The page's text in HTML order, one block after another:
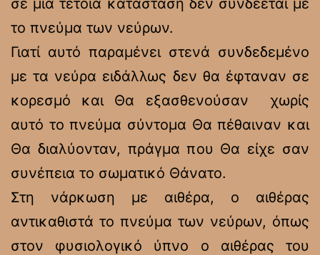
σε μια τέτοια κατάσταση δεν συνδέεται με
το πνεύμα των νεύρων.
Γιατί αυτό παραμένει στενά συνδεδεμένο
με τα νεύρα ειδάλλως δεν θα έφταναν σε
κορεσμό και Θα εξασθενούσαν χωρίς
αυτό το πνεύμα σύντομα Θα πέθαιναν και
Θα διαλύονταν, πράγμα που Θα είχε σαν
συνέπεια το σωματικό Θάνατο.
Στη νάρκωση με αιθέρα, ο αιθέρας
αντικαθιστά το πνεύμα των νεύρων, όπως
στον φυσιολογικό ύπνο ο αιθέρας του